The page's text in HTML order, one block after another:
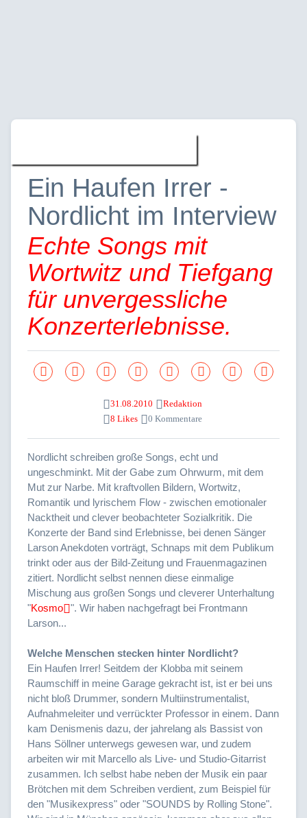
Ein Haufen Irrer -
Nordlicht im Interview
Echte Songs mit
Wortwitz und Tiefgang
für unvergessliche
Konzerterlebnisse.
31.08.2010
Redaktion
8 Likes
0 Kommentare
Nordlicht schreiben große Songs, echt und
ungeschminkt. Mit der Gabe zum Ohrwurm, mit dem
Mut zur Narbe. Mit kraftvollen Bildern, Wortwitz,
Romantik und lyrischem Flow - zwischen emotionaler
Nacktheit und clever beobachteter Sozialkritik. Die
Konzerte der Band sind Erlebnisse, bei denen Sänger
Larson Anekdoten vorträgt, Schnaps mit dem Publikum
trinkt oder aus der Bild-Zeitung und Frauenmagazinen
zitiert. Nordlicht selbst nennen diese einmalige
Mischung aus großen Songs und cleverer Unterhaltung
"Kosmo
". Wir haben nachgefragt bei Frontmann
Larson...
Welche Menschen stecken hinter Nordlicht?
Ein Haufen Irrer! Seitdem der Klobba mit seinem
Raumschiff in meine Garage gekracht ist, ist er bei uns
nicht bloß Drummer, sondern Multiinstrumentalist,
Aufnahmeleiter und verrückter Professor in einem. Dann
kam Denismenis dazu, der jahrelang als Bassist von
Hans Söllner unterwegs gewesen war, und zudem
arbeiten wir mit Marcello als Live- und Studio-Gitarrist
zusammen. Ich selbst habe neben der Musik ein paar
Brötchen mit dem Schreiben verdient, zum Beispiel für
den "Musikexpress" oder "SOUNDS by Rolling Stone".